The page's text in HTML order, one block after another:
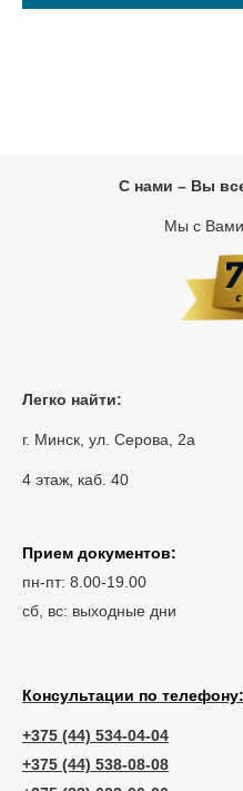
С нами – Вы
Мы с Вами
Легко найти:
г. Минск, ул. Серова, 2а
4 этаж, каб. 40
Прием документов:
пн-пт: 8.00-19.00
сб, вс: выходные дни
Консультации по телефону:
+375 (44) 534-04-04
+375 (44) 538-08-08